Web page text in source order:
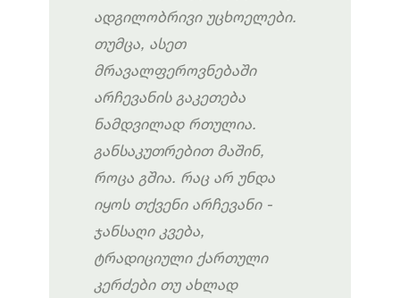
ადგილობრივი უცხოელები.
თუმცა, ასეთ
მრავალფეროვნებაში
არჩევანის გაკეთება
ნამდვილად რთულია.
განსაკუთრებით მაშინ,
როცა გშია. რაც არ უნდა
იყოს თქვენი არჩევანი -
ჯანსაღი კვება,
ტრადიციული ქართული
კერძები თუ ახლად